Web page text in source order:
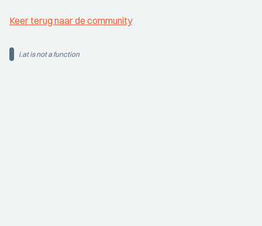
Keer terug naar de community
i.at is not a function